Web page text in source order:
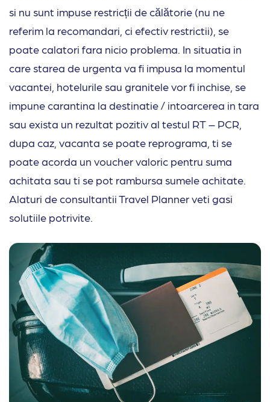
si nu sunt impuse restricții de călătorie (nu ne
referim la recomandari, ci efectiv restrictii), se
poate calatori fara nicio problema. In situatia in
care starea de urgenta va fi impusa la momentul
vacantei, hotelurile sau granitele vor fi inchise, se
impune carantina la destinatie / intoarcerea in tara
sau exista un rezultat pozitiv al testul RT – PCR,
dupa caz, vacanta se poate reprograma, ti se
poate acorda un voucher valoric pentru suma
achitata sau ti se pot rambursa sumele achitate.
Alaturi de consultantii Travel Planner veti gasi
solutiile potrivite.